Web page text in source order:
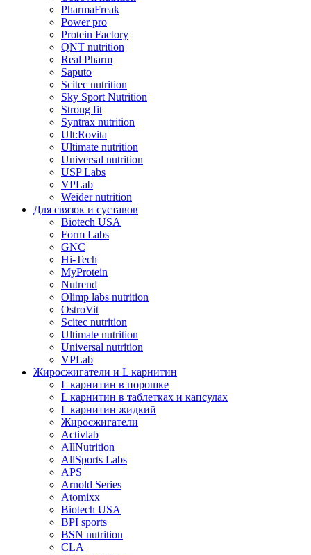
PharmaFreak
Power pro
Protein Factory
QNT nutrition
Real Pharm
Saputo
Scitec nutrition
Sky Sport Nutrition
Strong fit
Syntrax nutrition
Ult:Rovita
Ultimate nutrition
Universal nutrition
USP Labs
VPLab
Weider nutrition
Для связок и суставов
Biotech USA
Form Labs
GNC
Hi-Tech
MyProtein
Nutrend
Olimp labs nutrition
OstroVit
Scitec nutrition
Ultimate nutrition
Universal nutrition
VPLab
Жиросжигатели и L карнитин
L карнитин в порошке
L карнитин в таблетках и капсулах
L карнитин жидкий
Жиросжигатели
Activlab
AllNutrition
AllSports Labs
APS
Arnold Series
Atomixx
Biotech USA
BPI sports
BSN nutrition
CLA